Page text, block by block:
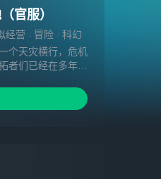
官服）
经营 冒险
科幻
个天灾横行，危机
者们已经在多年的
根基。但在远离城
，延展到天际的荒